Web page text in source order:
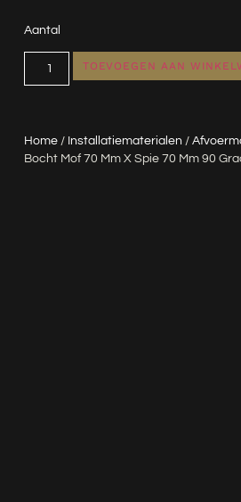
Home/ Installatiematerialen /
Bocht Mof 70 Mm X Spie 70 Mm 90
Aantal
TOEVOEGEN AAN